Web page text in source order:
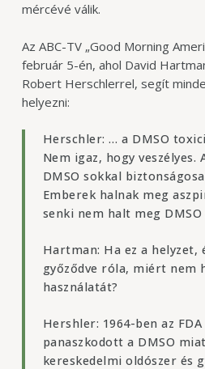
mércévé válik.
Az ABC-TV „Good Morning
február 5-én, ahol David
Robert Herschlerrel, segít
helyezni:
Herschler: … a DMSO
Nem igaz, hogy veszélyes.
DMSO sokkal
Emberek halnak meg
senki nem halt meg DMSO
Hartman: Ha ez a helyzet,
győződve róla, miért nem
használatát?
Hershler: 1964-ben az
panaszkodott a DMSO
kereskedelmi oldószer és